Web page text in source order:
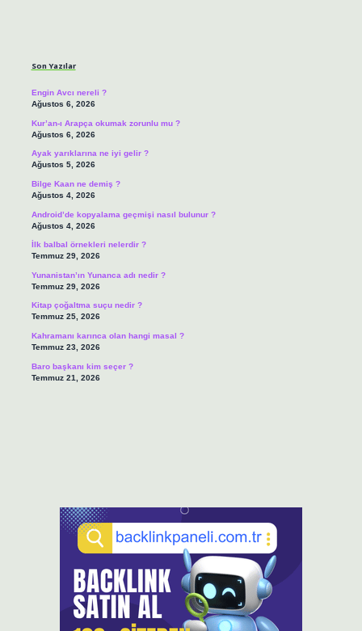
Son Yazılar
Engin Avcı nereli ?
Ağustos 6, 2026
Kur’an-ı Arapça okumak zorunlu mu ?
Ağustos 6, 2026
Ayak yarıklarına ne iyi gelir ?
Ağustos 5, 2026
Bilge Kaan ne demiş ?
Ağustos 4, 2026
Android’de kopyalama geçmişi nasıl bulunur ?
Ağustos 4, 2026
İlk balbal örnekleri nelerdir ?
Temmuz 29, 2026
Yunanistan’ın Yunanca adı nedir ?
Temmuz 29, 2026
Kitap çoğaltma suçu nedir ?
Temmuz 25, 2026
Kahramanı karınca olan hangi masal ?
Temmuz 23, 2026
Baro başkanı kim seçer ?
Temmuz 21, 2026